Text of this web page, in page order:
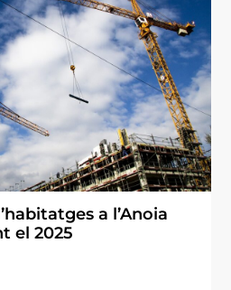
a l’Anoia
el 2025